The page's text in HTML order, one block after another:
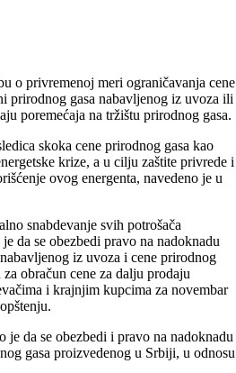
o privremenoj meri ograničavanja cene
prirodnog gasa nabavljenog iz uvoza ili
poremećaja na tržištu prirodnog gasa.
skoka cene prirodnog gasa kao
krize, a u cilju zaštite privrede i
ovog energenta, navedeno je u
snabdevanje svih potrošača
da se obezbedi pravo na nadoknadu
iz uvoza i cene prirodnog
obračun cene za dalju prodaju
i krajnjim kupcima za novembar
je da se obezbedi i pravo na nadoknadu
gasa proizvedenog u Srbiji, u odnosu